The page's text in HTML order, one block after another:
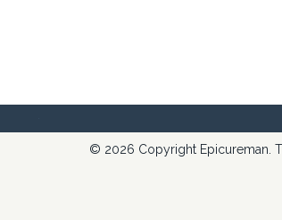
© 2026 Copyright Epicureman.